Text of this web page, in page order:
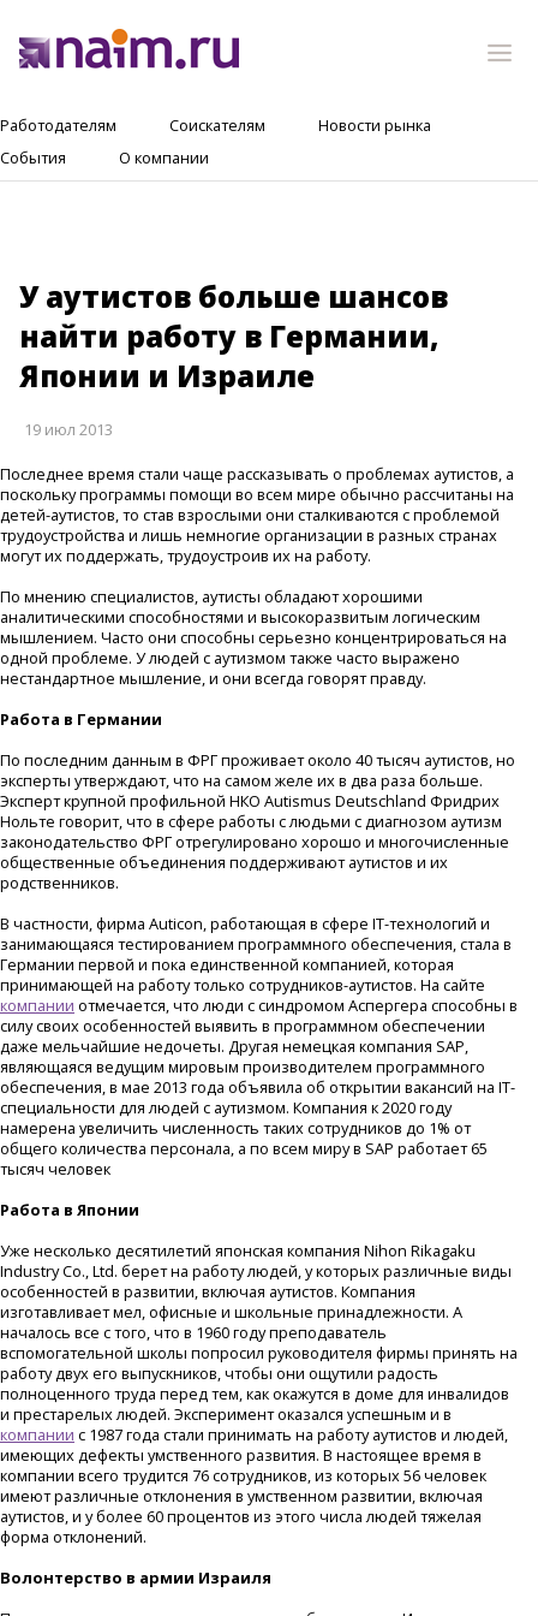
Работодателям Соискателям
Новости рынка
События
О компании
У аутистов больше шансов
найти работу в Германии,
Японии и Израиле
19 июл 2013
Последнее время стали чаще рассказывать о проблемах аутистов, а
поскольку программы помощи во всем мире обычно рассчитаны на
детей-аутистов, то став взрослыми они сталкиваются с проблемой
трудоустройства и лишь немногие организации в разных странах
могут их поддержать, трудоустроив их на работу.
По мнению специалистов, аутисты обладают хорошими
аналитическими способностями и высокоразвитым логическим
мышлением. Часто они способны серьезно концентрироваться на
одной проблеме. У людей с аутизмом также часто выражено
нестандартное мышление, и они всегда говорят правду.
Работа в Германии
По последним данным в ФРГ проживает около 40 тысяч аутистов, но
эксперты утверждают, что на самом желе их в два раза больше.
Эксперт крупной профильной НКО Autismus Deutschland Фридрих
Нольте говорит, что в сфере работы с людьми с диагнозом аутизм
законодательство ФРГ отрегулировано хорошо и многочисленные
общественные объединения поддерживают аутистов и их
родственников.
В частности, фирма Auticon, работающая в сфере IT-технологий и
занимающаяся тестированием программного обеспечения, стала в
Германии первой и пока единственной компанией, которая
принимающей на работу только сотрудников-аутистов. На сайте
компании отмечается, что люди с синдромом Аспергера способны в
силу своих особенностей выявить в программном обеспечении
даже мельчайшие недочеты. Другая немецкая компания SAP,
являющаяся ведущим мировым производителем программного
обеспечения, в мае 2013 года объявила об открытии вакансий на IT-
специальности для людей с аутизмом. Компания к 2020 году
намерена увеличить численность таких сотрудников до 1% от
общего количества персонала, а по всем миру в SAP работает 65
тысяч человек
Работа в Японии
Уже несколько десятилетий японская компания Nihon Rikagaku
Industry Co., Ltd. берет на работу людей, у которых различные виды
особенностей в развитии, включая аутистов. Компания
изготавливает мел, офисные и школьные принадлежности. А
началось все с того, что в 1960 году преподаватель
вспомогательной школы попросил руководителя фирмы принять на
работу двух его выпускников, чтобы они ощутили радость
полноценного труда перед тем, как окажутся в доме для инвалидов
и престарелых людей. Эксперимент оказался успешным и в
компании с 1987 года стали принимать на работу аутистов и людей,
имеющих дефекты умственного развития. В настоящее время в
компании всего трудится 76 сотрудников, из которых 56 человек
имеют различные отклонения в умственном развитии, включая
аутистов, и у более 60 процентов из этого числа людей тяжелая
форма отклонений.
Волонтерство в армии Израиля